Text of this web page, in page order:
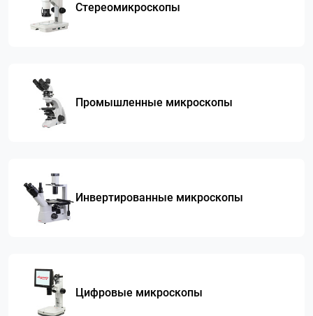
Стереомикроскопы
Промышленные микроскопы
Инвертированные микроскопы
Цифровые микроскопы